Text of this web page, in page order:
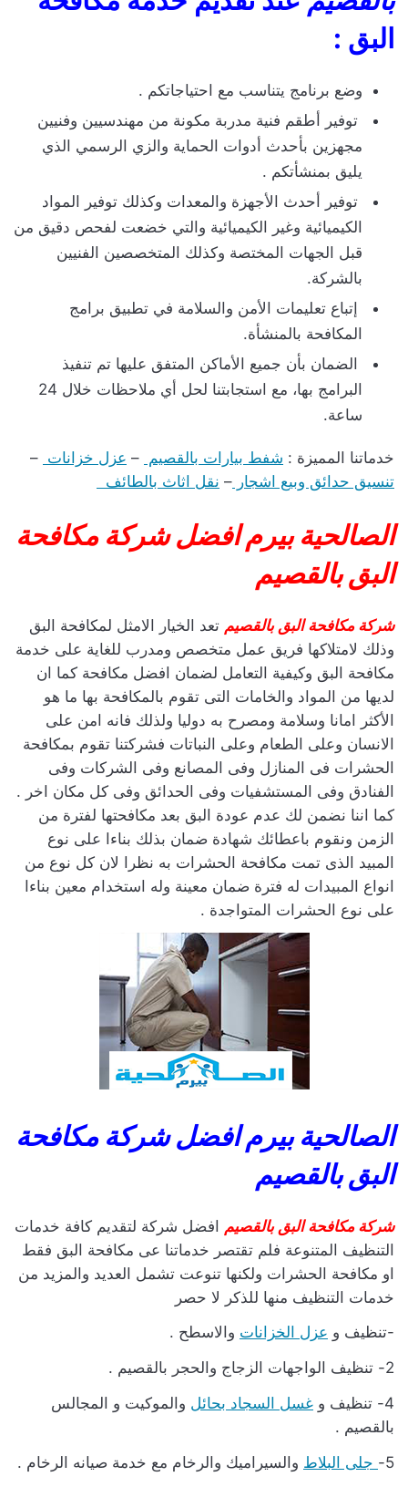
البق :
وضع برنامج يتناسب مع احتياجاتكم .
توفير أطقم فنية مدربة مكونة من مهندسيين وفنيين
مجهزين بأحدث أدوات الحماية والزي الرسمي الذي
يليق بمنشأتكم .
توفير أحدث الأجهزة والمعدات وكذلك توفير المواد
الكيميائية وغير الكيميائية والتي خضعت لفحص دقيق من
قبل الجهات المختصة وكذلك المتخصصين الفنيين
بالشركة.
إتباع تعليمات الأمن والسلامة في تطبيق برامج
المكافحة بالمنشأة.
الضمان بأن جميع الأماكن المتفق عليها تم تنفيذ
البرامج بها، مع استجابتنا لحل أي ملاحظات خلال 24
ساعة.
خدماتنا المميزة : شفط بيارات بالقصيم – عزل خزانات –
تنسيق حدائق وبيع اشجار – نقل اثاث بالطائف
الصالحية بيرم افضل شركة مكافحة
البق بالقصيم
شركة مكافحة البق بالقصيم تعد الخيار الامثل لمكافحة البق
وذلك لامتلاكها فريق عمل متخصص ومدرب للغاية على خدمة
مكافحة البق وكيفية التعامل لضمان افضل مكافحة كما ان
لديها من المواد والخامات التى تقوم بالمكافحة بها ما هو
الأكثر امانا وسلامة ومصرح به دوليا ولذلك فانه امن على
الانسان وعلى الطعام وعلى النباتات فشركتنا تقوم بمكافحة
الحشرات فى المنازل وفى المصانع وفى الشركات وفى
الفنادق وفى المستشفيات وفى الحدائق وفى كل مكان اخر .
كما اننا نضمن لك عدم عودة البق بعد مكافحتها لفترة من
الزمن ونقوم باعطائك شهادة ضمان بذلك بناءا على نوع
المبيد الذى تمت مكافحة الحشرات به نظرا لان كل نوع من
انواع المبيدات له فترة ضمان معينة وله استخدام معين بناءا
على نوع الحشرات المتواجدة .
الصالحية بيرم افضل شركة مكافحة
البق بالقصيم
شركة مكافحة البق بالقصيم افضل شركة لتقديم كافة خدمات
التنظيف المتنوعة فلم تقتصر خدماتنا عى مكافحة البق فقط
او مكافحة الحشرات ولكنها تنوعت تشمل العديد والمزيد من
خدمات التنظيف منها للذكر لا حصر
-تنظيف و عزل الخزانات والاسطح .
2- تنظيف الواجهات الزجاج والحجر بالقصيم .
4- تنظيف و
غسل السجاد بحائل والموكيت و المجالس
بالقصيم .
5-
جلى البلاط والسيراميك والرخام مع خدمة صيانه الرخام .